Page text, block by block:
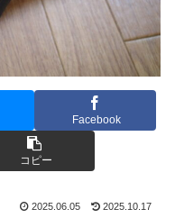
Facebook
コピー
2025.06.05 2025.10.17